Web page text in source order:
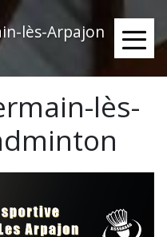
lès-Arpajon
≡
lès-